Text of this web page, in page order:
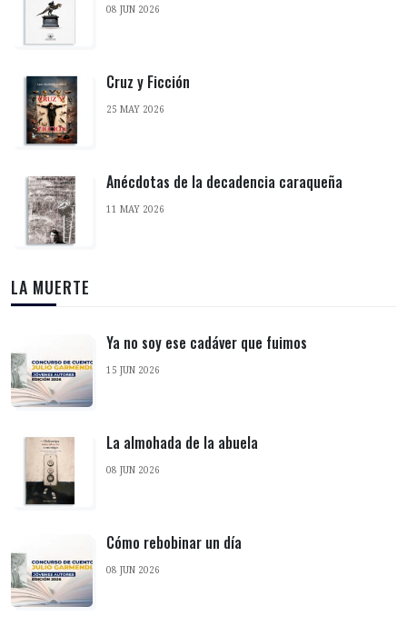
08 JUN 2026
Cruz y Ficción
25 MAY 2026
Anécdotas de la decadencia caraqueña
11 MAY 2026
LA MUERTE
Ya no soy ese cadáver que fuimos
15 JUN 2026
La almohada de la abuela
08 JUN 2026
Cómo rebobinar un día
08 JUN 2026